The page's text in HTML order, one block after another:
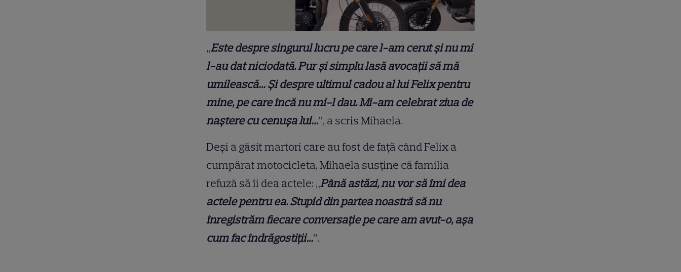
„Este despre singurul lucru pe care l-am cerut și nu mi
l-au dat niciodată. Pur și simplu lasă avocații să mă
umilească… Și despre ultimul cadou al lui Felix pentru
mine, pe care încă nu mi-l dau. Mi-am celebrat ziua de
naștere cu cenușa lui…”, a scris Mihaela.
Deși a găsit martori care au fost de față când Felix a
cumpărat motocicleta, Mihaela susține că familia
refuză să îi dea actele: „Până astăzi, nu vor să îmi dea
actele pentru ea. Stupid din partea noastră să nu
înregistrăm fiecare conversație pe care am avut-o, așa
cum fac îndrăgostiții…”.